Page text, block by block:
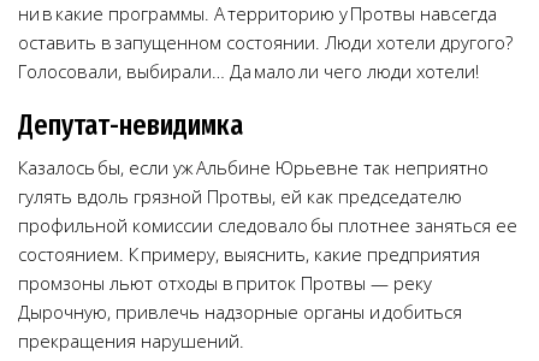
ни в какие программы. А территорию у Протвы навсегда
оставить в запущенном состоянии. Люди хотели другого?
Голосовали, выбирали… Да мало ли чего люди хотели!
Депутат-невидимка
Казалось бы, если уж Альбине Юрьевне так неприятно
гулять вдоль грязной Протвы, ей как председателю
профильной комиссии следовало бы плотнее заняться ее
состоянием. К примеру, выяснить, какие предприятия
промзоны льют отходы в приток Протвы — реку
Дырочную, привлечь надзорные органы и добиться
прекращения нарушений.